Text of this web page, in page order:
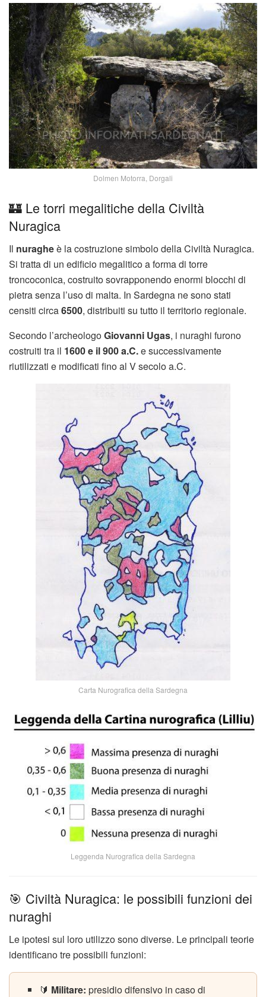
Dolmen Motorra, Dorgali
🏰 Le torri megalitiche della Civiltà
Nuragica
Il nuragheè la costruzione simbolo della Civiltà Nuragica.
Si tratta di un edificio megalitico a forma di torre
troncoconica, costruito sovrapponendo enormi blocchi di
pietra senza l’uso di malta. In Sardegna ne sono stati
censiti circa6500, distribuiti su tutto il territorio regionale.
Secondo l’archeologoGiovanni Ugas, i nuraghi furono
costruiti tra il 1600 e il 900 a.C.e successivamente
riutilizzati e modificati fino al V secolo a.C.
Carta Nurografica della Sardegna
Leggenda Nurografica della Sardegna
🎯 Civiltà Nuragica: le possibili funzioni dei
nuraghi
Le ipotesi sul loro utilizzo sono diverse. Le principali teorie
identificano tre possibili funzioni:
🔰 Militare: presidio difensivo in caso di